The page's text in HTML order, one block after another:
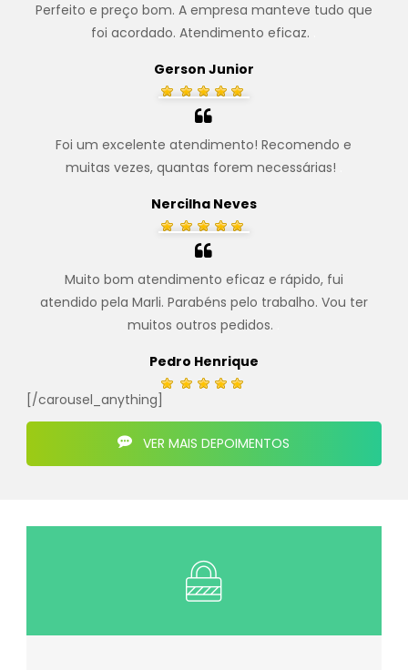
Perfeito e preço bom. A empresa manteve tudo que
foi acordado. Atendimento eficaz.
Gerson Junior
Foi um excelente atendimento! Recomendo e
muitas vezes, quantas forem necessárias!
Nercilha Neves
Muito bom atendimento eficaz e rápido, fui
atendido pela Marli. Parabéns pelo trabalho. Vou ter
muitos outros pedidos.
Pedro Henrique
[/carousel_anything]
VER MAIS DEPOIMENTOS